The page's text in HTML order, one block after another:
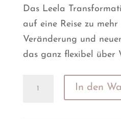
Das Leela
auf eine Reise zu
Veränderung und
das ganz flexibel über
Transformation
In den